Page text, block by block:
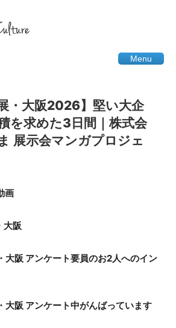
Menu
・大阪2026】堅い大企
を求めた3日間｜株式会
展示会マンガプロジェ
画
大阪
阪 アンケート要員のお2人へのイン
阪 アンケート中がんばっています